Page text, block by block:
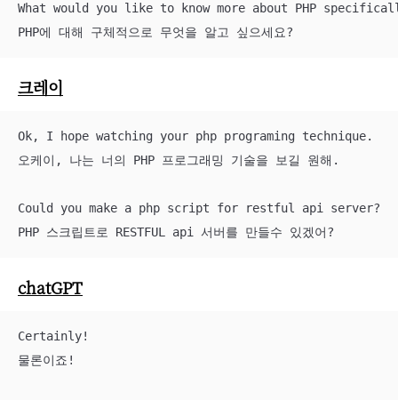
What would you like to know more about PHP
PHP에 대해 구체적으로 무엇을 알고 싶으세요?
크레이
Ok, I hope watching your php programing technique.
오케이, 나는 너의 PHP 프로그래밍 기술을 보길 원해.
Could you make a php script for restful api server?
PHP 스크립트로 RESTFUL api 서버를 만들수 있겠어?
chatGPT
Certainly!
물론이죠!